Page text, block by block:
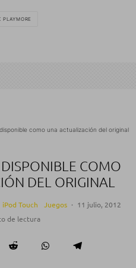
PLAYMORE
como una actualización del original
COMO
DEL ORIGINAL
iPod Touch Juegos · 11 julio, 2012
de lectura